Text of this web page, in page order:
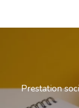
Prestation